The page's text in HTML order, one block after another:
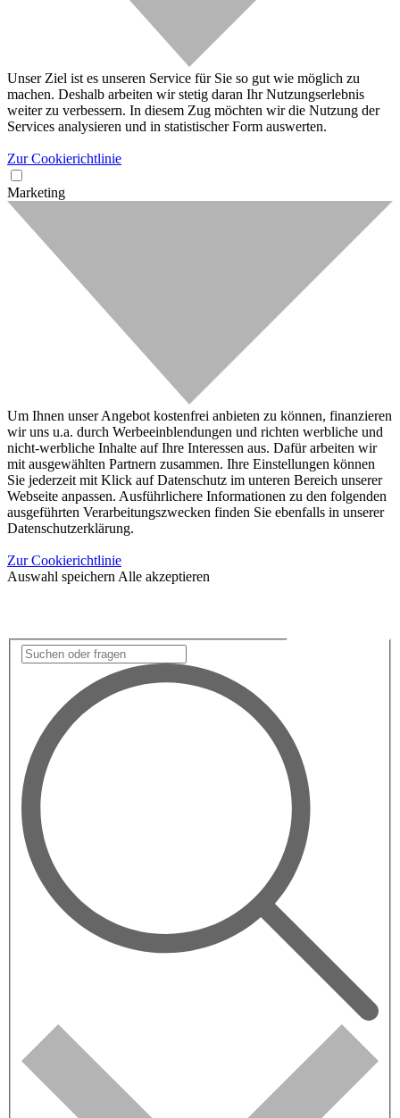
Unser Ziel ist es unseren Service für Sie so gut wie möglich zu
machen. Deshalb arbeiten wir stetig daran Ihr Nutzungserlebnis
weiter zu verbessern. In diesem Zug möchten wir die Nutzung der
Services analysieren und in statistischer Form auswerten.
Zur Cookierichtlinie
Marketing
Um Ihnen unser Angebot kostenfrei anbieten zu können, finanzieren
wir uns u.a. durch Werbeeinblendungen und richten werbliche und
nicht-werbliche Inhalte auf Ihre Interessen aus. Dafür arbeiten wir
mit ausgewählten Partnern zusammen. Ihre Einstellungen können
Sie jederzeit mit Klick auf Datenschutz im unteren Bereich unserer
Webseite anpassen. Ausführlichere Informationen zu den folgenden
ausgeführten Verarbeitungszwecken finden Sie ebenfalls in unserer
Datenschutzerklärung.
Zur Cookierichtlinie
Auswahl speichern Alle akzeptieren